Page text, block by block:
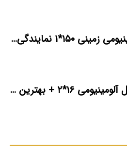
کابل آلومینیومی زمینی ۱۵۰*۱ نمایندگی فروش
قیمت کابل آلومینیومی ۱۶*۲ + بهترین برند بازار + اطلاعات فنی